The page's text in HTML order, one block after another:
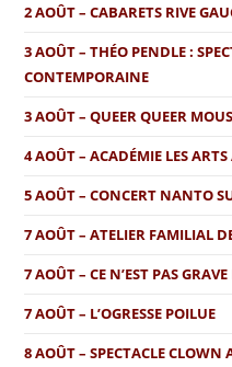
2 AOÛT – CABARETS RIVE
3 AOÛT – THÉO PENDLE :
CONTEMPORAINE
3 AOÛT – QUEER QUEER
4 AOÛT – ACADÉMIE LES
5 AOÛT – CONCERT NANTO
7 AOÛT – ATELIER FAMILIAL
7 AOÛT – CE N’EST PAS
7 AOÛT – L’OGRESSE POILUE
8 AOÛT – SPECTACLE